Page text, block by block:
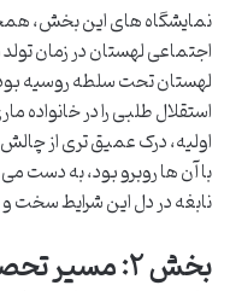
نمایشگاه های این بخش،
اجتماعی لهستان در زمان
لهستان تحت سلطه روسیه
استقلال طلبی را در
اولیه، درک عمیق تری از
با آن ها روبرو بود، به
نابغه در دل این شرایط سخت و
بخش ۲: